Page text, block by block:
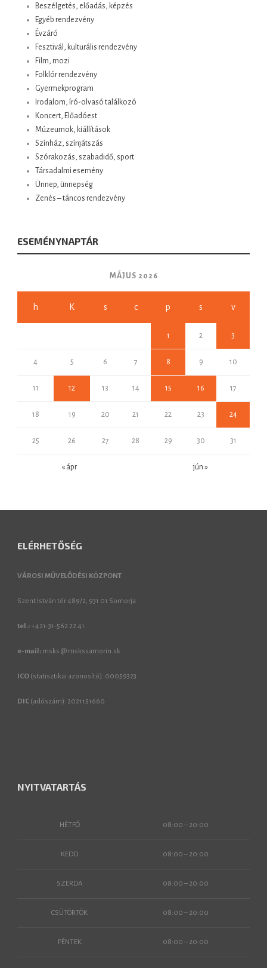
Beszélgetés, előadás, képzés
Egyéb rendezvény
Évzáró
Fesztivál, kulturális rendezvény
Film, mozi
Folklór rendezvény
Gyermekprogram
Irodalom, író-olvasó találkozó
Koncert, Előadóest
Múzeumok, kiállítások
Színház, színjátszás
Szórakozás, szabadidő, sport
Társadalmi esemény
Ünnep, ünnepség
Zenés – táncos rendezvény
ESEMÉNYNAPTÁR
MÁJUS 2026
h K s c p s v
1 2 3
4 5 6 7 8 9 10
11 12 13 14 15 16 17
18 19 20 21 22 23 24
25 26 27 28 29 30 31
« ápr jún »
ELÉRHETŐSÉG
VÁROSI MŰVELŐDÉSI KÖZPONT
Szent István tér 489/2, 931 01 Somorja
tel.: +421-31-562 22 41
e-mail: msks @ mskssamorin.sk
ICO (statisztikai azonosító): 00059323
DIC (adószám): 2021151660
NYITVATARTÁS
HÉTFŐ 08:00 – 20:00
KEDD 08:00 – 20:00
SZERDA 08:00 – 20:00
CSÜTÖRTÖK 08:00 – 20:00
PÉNTEK 08:00 – 20:00